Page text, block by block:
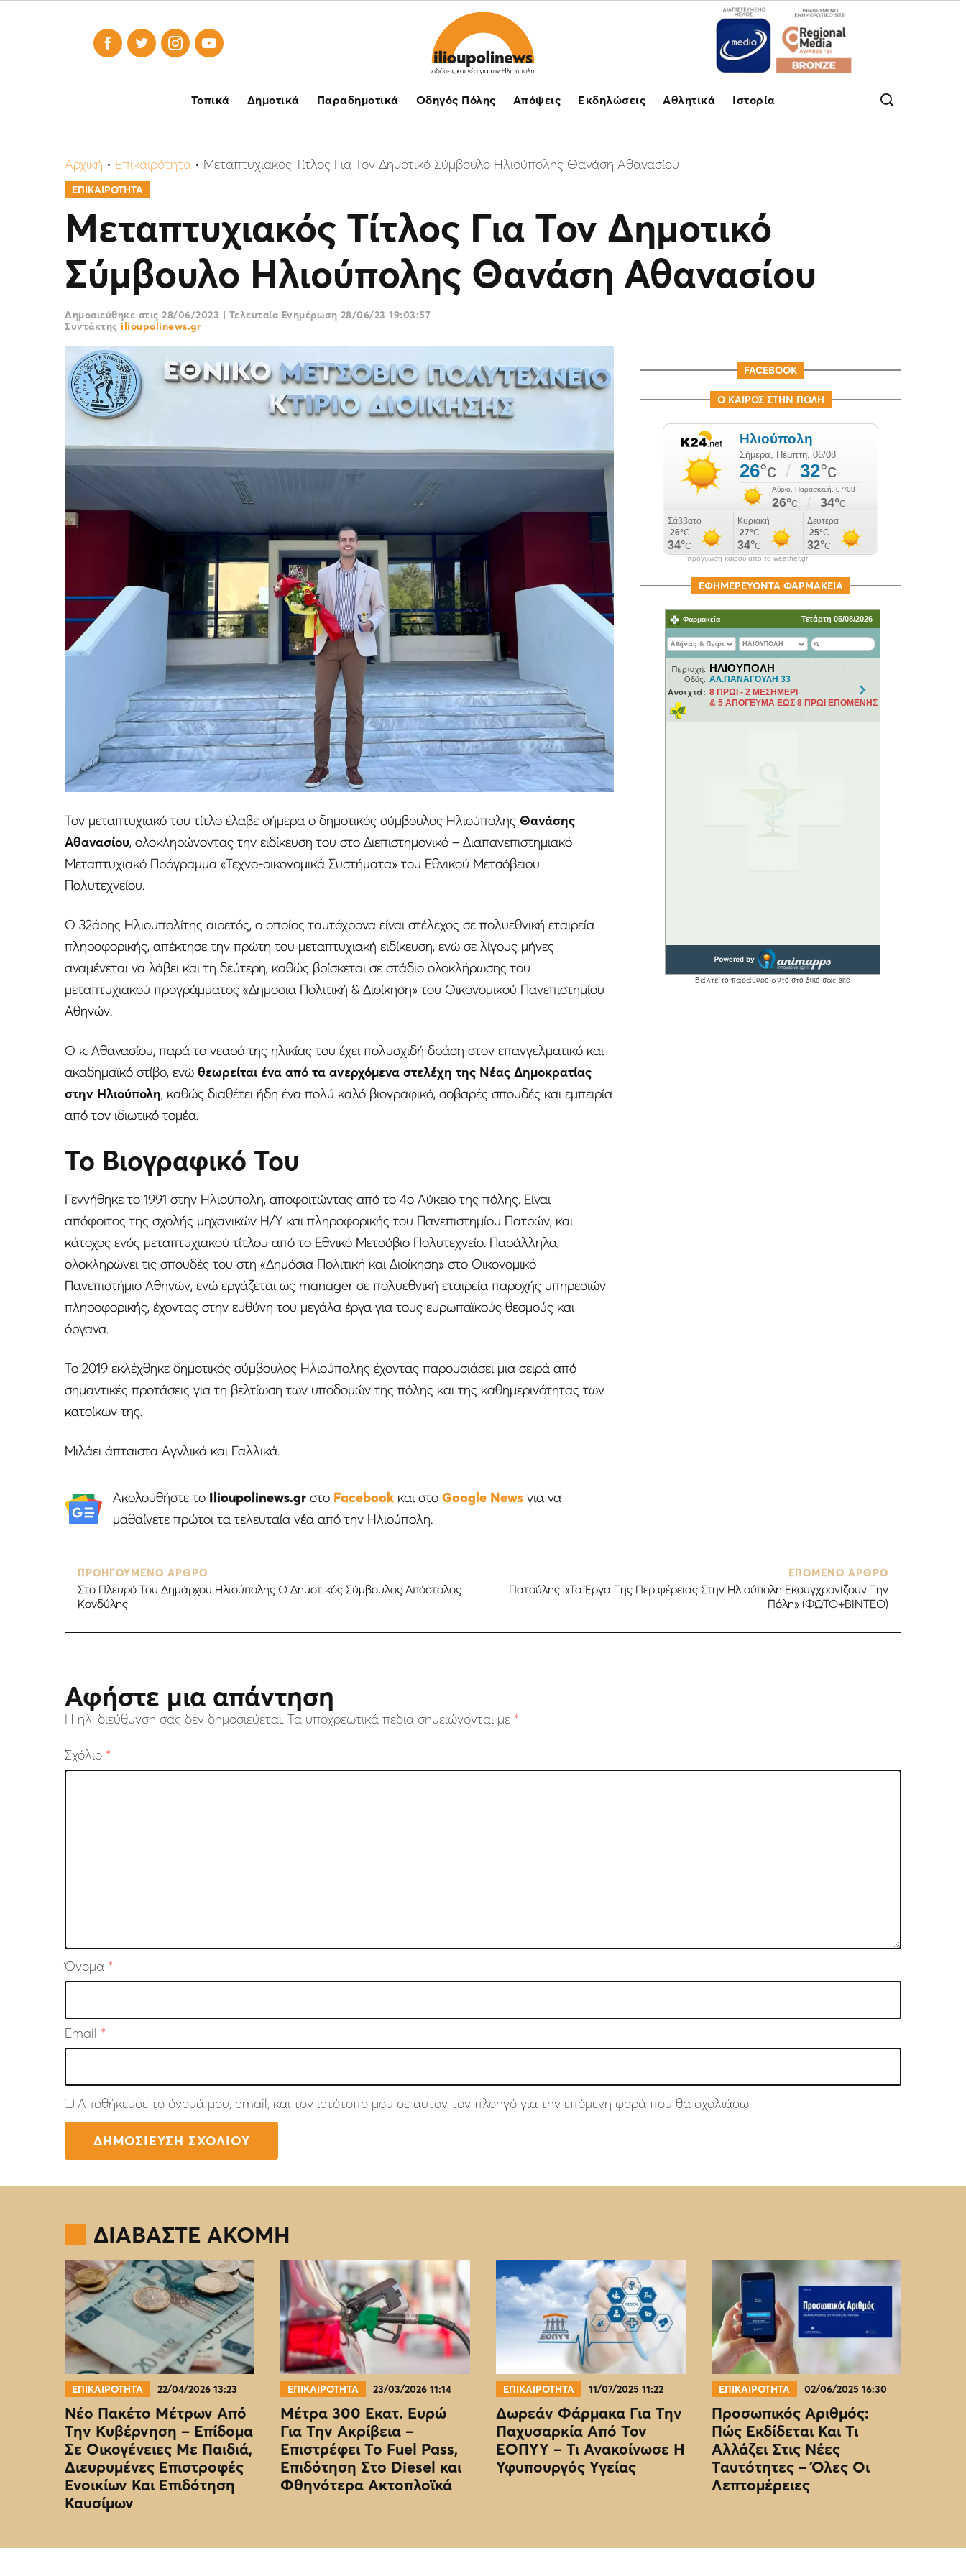
   
Τοπικά Δημοτικά Παραδημοτικά Οδηγός Πόλης Απόψεις Εκδηλώσεις Αθλητικά Ιστορία
Αρχική • Επικαιρότητα • Μεταπτυχιακός Τίτλος Για Τον Δημοτικό Σύμβουλο Ηλιούπολης Θανάση Αθανασίου
ΕΠΙΚΑΙΡΟΤΗΤΑ
Μεταπτυχιακός Τίτλος Για Τον Δημοτικό
Σύμβουλο Ηλιούπολης Θανάση Αθανασίου
Δημοσιεύθηκε στις 28/06/2023 | Τελευταία Ενημέρωση 28/06/23 19:03:57
Συντάκτης ilioupolinews.gr
Τον μεταπτυχιακό του τίτλο έλαβε σήμερα ο δημοτικός σύμβουλος Ηλιούπολης Θανάσης
Αθανασίου, ολοκληρώνοντας την ειδίκευση του στο Διεπιστημονικό – Διαπανεπιστημιακό
Μεταπτυχιακό Πρόγραμμα «Τεχνο-οικονομικά Συστήματα» του Εθνικού Μετσόβειου
Πολυτεχνείου.
Ο 32άρης Ηλιουπολίτης αιρετός, ο οποίος ταυτόχρονα είναι στέλεχος σε πολυεθνική εταιρεία
πληροφορικής, απέκτησε την πρώτη του μεταπτυχιακή ειδίκευση, ενώ σε λίγους μήνες
αναμένεται να λάβει και τη δεύτερη, καθώς βρίσκεται σε στάδιο ολοκλήρωσης του
μεταπτυχιακού προγράμματος «Δημοσια Πολιτική & Διοίκηση» του Οικονομικού Πανεπιστημίου
Αθηνών.
Ο κ. Αθανασίου, παρά το νεαρό της ηλικίας του έχει πολυσχιδή δράση στον επαγγελματικό και
ακαδημαϊκό στίβο, ενώ θεωρείται ένα από τα ανερχόμενα στελέχη της Νέας Δημοκρατίας
στην Ηλιούπολη, καθώς διαθέτει ήδη ένα πολύ καλό βιογραφικό, σοβαρές σπουδές και εμπειρία
από τον ιδιωτικό τομέα.
Το Βιογραφικό Του
Γεννήθηκε το 1991 στην Ηλιούπολη, αποφοιτώντας από το 4ο Λύκειο της πόλης. Είναι
απόφοιτος της σχολής μηχανικών Η/Υ και πληροφορικής του Πανεπιστημίου Πατρών, και
κάτοχος ενός μεταπτυχιακού τίτλου από το Εθνικό Μετσόβιο Πολυτεχνείο. Παράλληλα,
ολοκληρώνει τις σπουδές του στη «Δημόσια Πολιτική και Διοίκηση» στο Οικονομικό
Πανεπιστήμιο Αθηνών, ενώ εργάζεται ως manager σε πολυεθνική εταιρεία παροχής υπηρεσιών
πληροφορικής, έχοντας στην ευθύνη του μεγάλα έργα για τους ευρωπαϊκούς θεσμούς και
όργανα.
Το 2019 εκλέχθηκε δημοτικός σύμβουλος Ηλιούπολης έχοντας παρουσιάσει μια σειρά από
σημαντικές προτάσεις για τη βελτίωση των υποδομών της πόλης και της καθημερινότητας των
κατοίκων της.
Μιλάει άπταιστα Αγγλικά και Γαλλικά.
Ακολουθήστε το Ilioupolinews.grστο Facebookκαι στο Google Newsγια να
μαθαίνετε πρώτοι τα τελευταία νέα από την Ηλιούπολη.
FACEBOOK
Ο ΚΑΙΡΟΣ ΣΤΗΝ ΠΟΛΗ
πρόγνωση καιρού από το weather.gr
ΕΦΗΜΕΡΕΥΟΝΤΑ ΦΑΡΜΑΚΕΙΑ
ΠΡΟΗΓΟΥΜΕΝΟ ΑΡΘΡΟ
Στο Πλευρό Του Δημάρχου Ηλιούπολης Ο Δημοτικός Σύμβουλος Απόστολος
Κονδύλης
ΕΠΟΜΕΝΟ ΑΡΘΡΟ
Πατούλης: «Τα Έργα Της Περιφέρειας Στην Ηλιούπολη Εκσυγχρονίζουν Την
Πόλη» (ΦΩΤΟ+ΒΙΝΤΕΟ)
Αφήστε μια απάντηση
Η ηλ. διεύθυνση σας δεν δημοσιεύεται. Τα υποχρεωτικά πεδία σημειώνονται με *
Σχόλιο *
Όνομα *
Email *
Αποθήκευσε το όνομά μου, email, και τον ιστότοπο μου σε αυτόν τον πλοηγό για την επόμενη φορά που θα σχολιάσω.
ΔΙΑΒΑΣΤΕ ΑΚΟΜΗ
ΕΠΙΚΑΙΡΟΤΗΤΑ 22/04/2026 13:23
Νέο Πακέτο Μέτρων Από
Την Κυβέρνηση – Επίδομα
Σε Οικογένειες Με Παιδιά,
Διευρυμένες Επιστροφές
Ενοικίων Και Επιδότηση
Καυσίμων
ΕΠΙΚΑΙΡΟΤΗΤΑ 23/03/2026 11:14
Μέτρα 300 Εκατ. Ευρώ
Για Την Ακρίβεια –
Επιστρέφει Το Fuel Pass,
Επιδότηση Στο Diesel και
Φθηνότερα Ακτοπλοϊκά
ΕΠΙΚΑΙΡΟΤΗΤΑ 11/07/2025 11:22
Δωρεάν Φάρμακα Για Την
Παχυσαρκία Από Τον
EOΠΥΥ – Τι Ανακοίνωσε Η
Υφυπουργός Υγείας
ΕΠΙΚΑΙΡΟΤΗΤΑ 02/06/2025 16:30
Προσωπικός Αριθμός:
Πώς Εκδίδεται Και Τι
Αλλάζει Στις Νέες
Ταυτότητες – Όλες Οι
Λεπτομέρειες